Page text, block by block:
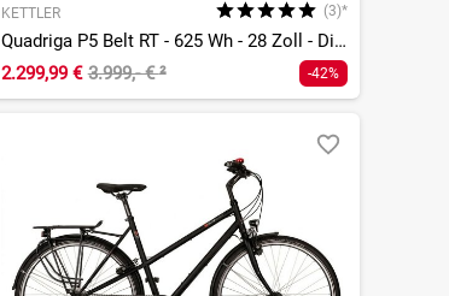
KETTLER (3)*
Quadriga P5 Belt RT - 625 Wh - 28 Zoll - Diamant
2.299,99 € 3.999,- €² -42%